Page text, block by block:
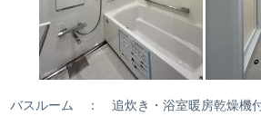
バスルーム ： 追炊き・浴室暖房乾燥機